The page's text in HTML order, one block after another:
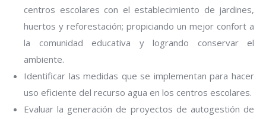
centros escolares con el establecimiento de jardines,
huertos y reforestación; propiciando un mejor confort a
la comunidad educativa y logrando conservar el
ambiente.
Identificar las medidas que se implementan para hacer
uso eficiente del recurso agua en los centros escolares.
Evaluar la generación de proyectos de autogestión de